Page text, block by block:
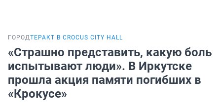
ГОРОДТЕРАКТ В CROCUS CITY HALL
«Страшно представить, какую боль
испытывают люди». В Иркутске
прошла акция памяти погибших в
«Крокусе»